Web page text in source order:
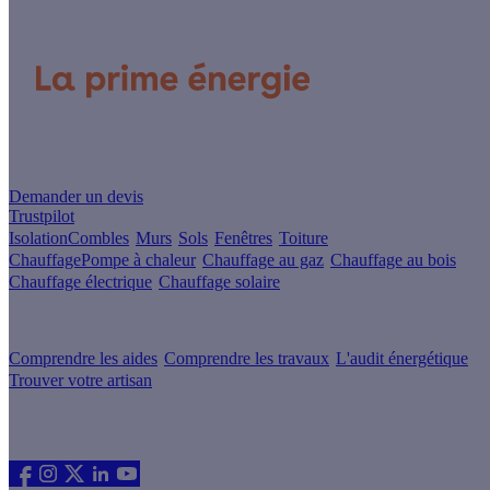
Demander un devis
Trustpilot
IsolationCombles Murs Sols Fenêtres Toiture
ChauffagePompe à chaleur Chauffage au gaz Chauffage au bois
Chauffage électrique Chauffage solaire
Comprendre les aides Comprendre les travaux L'audit énergétique
Trouver votre artisan